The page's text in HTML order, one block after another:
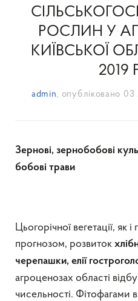
РОСЛИН У
КИЇВСЬКОЇ
2019
admin, опубліковано 03
Зернові, зернобобові
бобові трави
Цьогорічної вегетації, як
прогнозом, розвиток
черепашки, елії
агроценозах області
чисельності. Фітофагами